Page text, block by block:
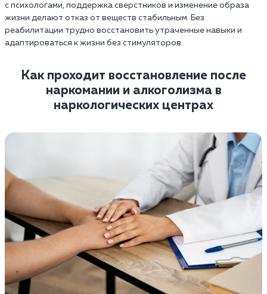
с психологами, поддержка сверстников и изменение образа
жизни делают отказ от веществ стабильным. Без
реабилитации трудно восстановить утраченные навыки и
адаптироваться к жизни без стимуляторов.
Как проходит восстановление после
наркомании и алкоголизма в
наркологических центрах